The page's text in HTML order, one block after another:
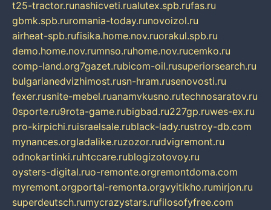
t25-tractor.runashicveti.rualutex.spb.rufas.ru
gbmk.spb.ruromania-today.runovoizol.ru
airheat-spb.rufisika.home.nov.ruorakul.spb.ru
demo.home.nov.rumnso.ruhome.nov.rucemko.ru
comp-land.org7gazet.rubicom-oil.rusuperiorsearch.ru
bulgarianedvizhimost.rusn-hram.rusenovosti.ru
fexer.rusnite-mebel.ruanamvkusno.rutechnosaratov.ru
0sporte.ru9rota-game.rubigbad.ru227gp.ruwes-ex.ru
pro-kirpichi.ruisraelsale.rublack-lady.rustroy-db.com
mynances.orgladalike.ruzozor.rudvigremont.ru
odnokartinki.ruhtccare.rublogizotovoy.ru
oysters-digital.ruo-remonte.orgremontdoma.com
myremont.orgportal-remonta.orgvyitikho.rumirjon.ru
superdeutsch.rumycrazystars.rufilosofyfree.com